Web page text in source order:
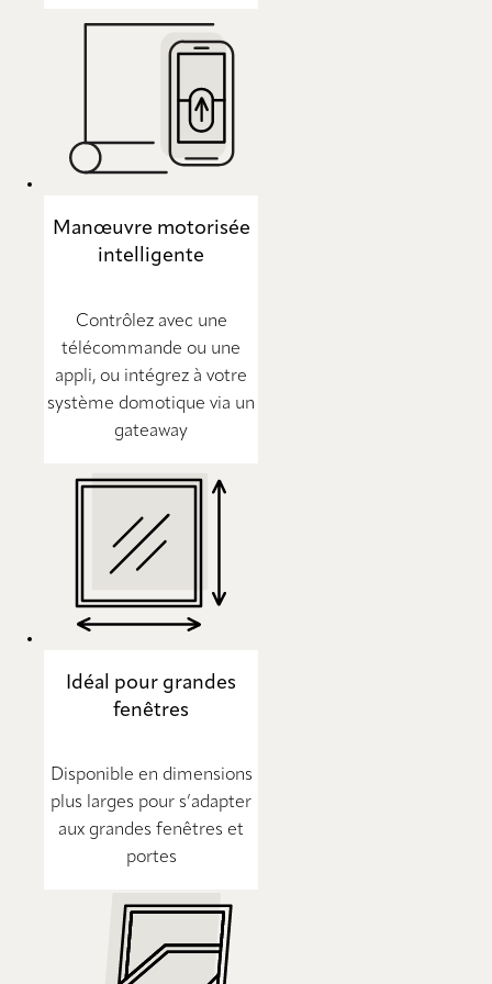
Manœuvre motorisée
intelligente
Contrôlez avec une
télécommande ou une
appli, ou intégrez à votre
système domotique via un
gateaway
Idéal pour grandes
fenêtres
Disponible en dimensions
plus larges pour s’adapter
aux grandes fenêtres et
portes